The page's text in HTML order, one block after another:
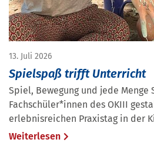
13. Juli 2026
Spielspaß trifft Unterricht
Spiel, Bewegung und jede Menge
Fachschüler*innen des OKIII
erlebnisreichen Praxistag in der
Weiterlesen